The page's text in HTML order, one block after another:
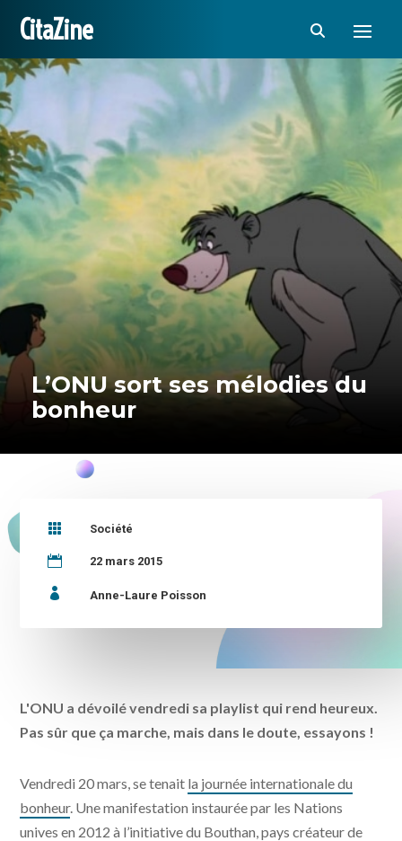
CitaZine
L’ONU sort ses mélodies du
bonheur
 Société
 22 mars 2015
 Anne-Laure Poisson
L'ONU a dévoilé vendredi sa playlist qui rend heureux.
Pas sûr que ça marche, mais dans le doute, essayons !
Vendredi 20 mars, se tenait la journée internationale du
bonheur. Une manifestation instaurée par les Nations
unives en 2012 à l’initiative du Bouthan, pays créateur de